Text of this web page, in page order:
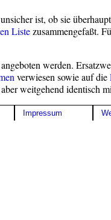
ist, ob sie
Listezusammengefaßt.
werden.
verwiesen sowie auf die
weitgehend identisch
Impressum